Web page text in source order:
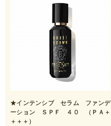
★インテンシブ セラム ファンデ
ーション ＳＰＦ ４０ （ＰＡ＋
＋＋＋）